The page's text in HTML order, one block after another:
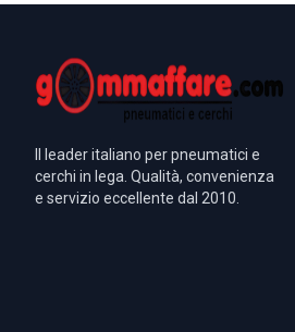
Il leader italiano per pneumatici e
cerchi in lega. Qualità, convenienza
e servizio eccellente dal 2010.